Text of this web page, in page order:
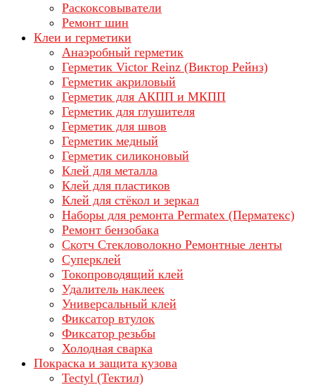
Раскоксовыватели
Ремонт шин
Клеи и герметики
Анаэробный герметик
Герметик Victor Reinz (Виктор Рейнз)
Герметик акриловый
Герметик для АКПП и МКПП
Герметик для глушителя
Герметик для швов
Герметик медный
Герметик силиконовый
Клей для металла
Клей для пластиков
Клей для стёкол и зеркал
Наборы для ремонта Permatex (Перматекс)
Ремонт бензобака
Скотч Стекловолокно Ремонтные ленты
Суперклей
Токопроводящий клей
Удалитель наклеек
Универсальный клей
Фиксатор втулок
Фиксатор резьбы
Холодная сварка
Покраска и защита кузова
Tectyl (Тектил)